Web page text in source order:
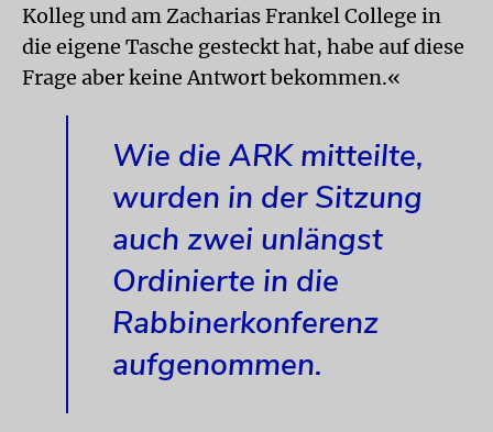
Kolleg und am Zacharias Frankel College in
die eigene Tasche gesteckt hat, habe auf diese
Frage aber keine Antwort bekommen.«
Wie die ARK mitteilte,
wurden in der Sitzung
auch zwei unlängst
Ordinierte in die
Rabbinerkonferenz
aufgenommen.